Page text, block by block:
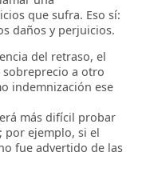
que sufra. Eso sí:
daños y perjuicios.
del retraso, el
a otro
indemnización ese
más difícil probar
por ejemplo, si el
fue advertido de las